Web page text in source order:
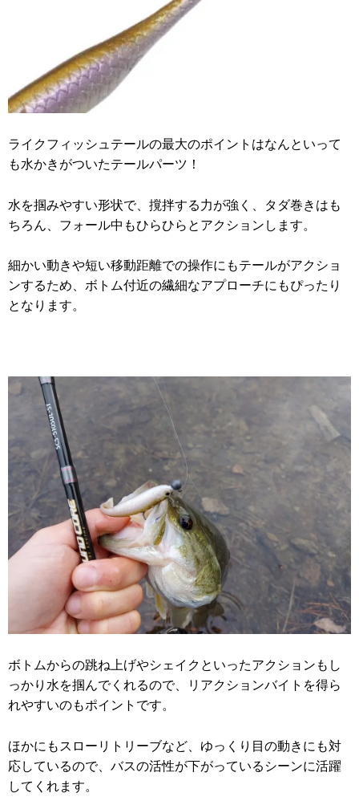
ライクフィッシュテールの最大のポイントはなんといって
も水かきがついたテールパーツ！
水を掴みやすい形状で、撹拌する力が強く、タダ巻きはも
ちろん、フォール中もひらひらとアクションします。
細かい動きや短い移動距離での操作にもテールがアクショ
ンするため、ボトム付近の繊細なアプローチにもぴったり
となります。
ボトムからの跳ね上げやシェイクといったアクションもし
っかり水を掴んでくれるので、リアクションバイトを得ら
れやすいのもポイントです。
ほかにもスローリトリーブなど、ゆっくり目の動きにも対
応しているので、バスの活性が下がっているシーンに活躍
してくれます。